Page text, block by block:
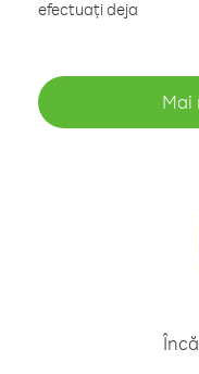
efectuați deja
Mai